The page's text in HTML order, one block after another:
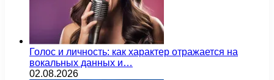
Голос и личность: как характер отражается на
вокальных данных и…
02.08.2026